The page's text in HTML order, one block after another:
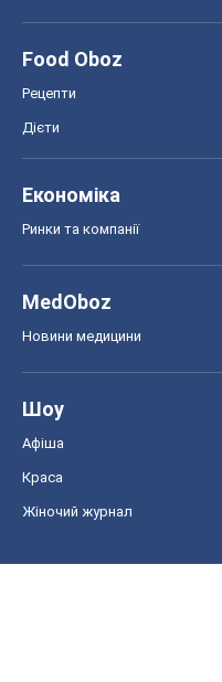
Food Oboz
Рецепти
Дієти
Економіка
Ринки та компанії
MedOboz
Новини медицини
Шоу
Афіша
Краса
Жіночий журнал